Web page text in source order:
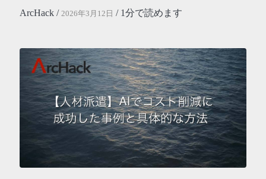
ArcHack / 2026年3月12日 / 1分で読めます